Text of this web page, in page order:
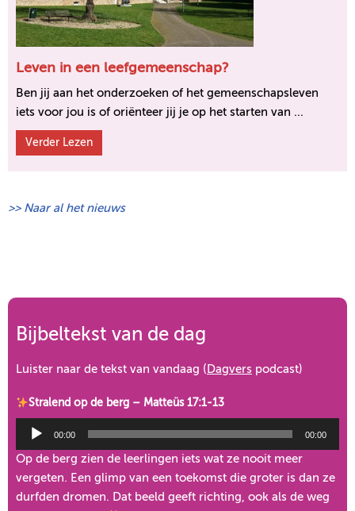
Leven in een leefgemeenschap?
Ben jij aan het onderzoeken of het gemeenschapsleven
iets voor jou is of oriënteer jij je op het starten van ...
Verder Lezen
>> Naar al het nieuws
Bijbeltekst van de dag
Luister naar de tekst van vandaag ( Dagvers podcast)
Stralend op de berg – Matteüs 17:1-13
Audiospeler
00:00 00:00
Op de berg zien de leerlingen iets wat ze nooit meer
vergeten. Een glimp van een toekomst die groter is dan ze
durfden dromen. Dat beeld geeft richting, ook als de weg